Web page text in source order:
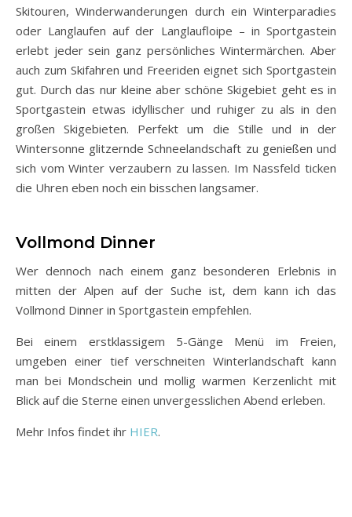
Skitouren, Winderwanderungen durch ein Winterparadies
oder Langlaufen auf der Langlaufloipe – in Sportgastein
erlebt jeder sein ganz persönliches Wintermärchen. Aber
auch zum Skifahren und Freeriden eignet sich Sportgastein
gut. Durch das nur kleine aber schöne Skigebiet geht es in
Sportgastein etwas idyllischer und ruhiger zu als in den
großen Skigebieten. Perfekt um die Stille und in der
Wintersonne glitzernde Schneelandschaft zu genießen und
sich vom Winter verzaubern zu lassen. Im Nassfeld ticken
die Uhren eben noch ein bisschen langsamer.
Vollmond Dinner
Wer dennoch nach einem ganz besonderen Erlebnis in
mitten der Alpen auf der Suche ist, dem kann ich das
Vollmond Dinner in Sportgastein empfehlen.
Bei einem erstklassigem 5-Gänge Menü im Freien,
umgeben einer tief verschneiten Winterlandschaft kann
man bei Mondschein und mollig warmen Kerzenlicht mit
Blick auf die Sterne einen unvergesslichen Abend erleben.
Mehr Infos findet ihr HIER.